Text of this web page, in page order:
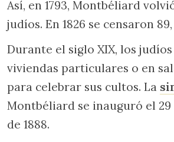
Así, en 1793, Montbéliard
judíos. En 1826 se censaron 89,
Durante el siglo XIX, los
viviendas particulares o en
para celebrar sus cultos. La
Montbéliard se inauguró el
de 1888.